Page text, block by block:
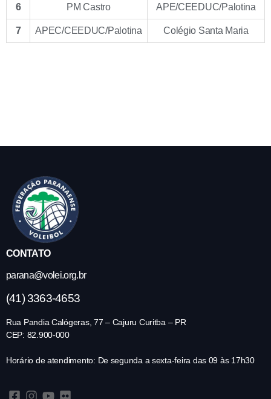
6 PM Castro APE/CEEDUC/Palotina
7 APEC/CEEDUC/Palotina Colégio Santa Maria
CONTATO
parana@volei.org.br
(41) 3363-4653
Rua Pandia Calógeras, 77 – Cajuru Curitba – PR
CEP: 82.900-000
Horário de atendimento: De segunda a sexta-feira das 09 às 17h30